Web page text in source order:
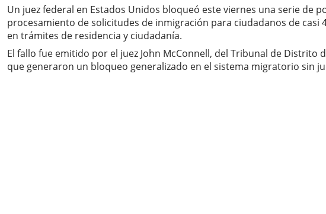
Un juez federal en Estados Unidos bloqueó este viernes una serie
procesamiento de solicitudes de inmigración para ciudadanos de
en trámites de residencia y ciudadanía.
El fallo fue emitido por el juez John McConnell, del Tribunal de
que generaron un bloqueo generalizado en el sistema migratorio sin